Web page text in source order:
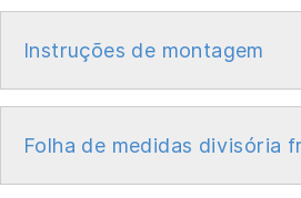
Instruções de montagem
Folha de medidas divisória